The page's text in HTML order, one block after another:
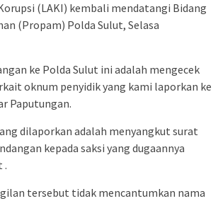
(LAKI) kembali mendatangi Bidang
(Propam) Polda Sulut, Selasa
ke Polda Sulut ini adalah mengecek
oknum penyidik yang kami laporkan ke
Paputungan.
dilaporkan adalah menyangkut surat
kepada saksi yang dugaannya
.
tersebut tidak mencantumkan nama